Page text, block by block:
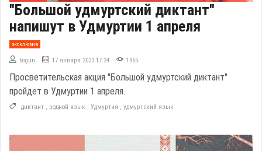
"Большой удмуртский диктант"
напишут в Удмуртии 1 апреля
эксклюзив
bogun 17 января 2023 17:24 1965
Просветительская акция "Большой удмуртский диктант"
пройдет в Удмуртии 1 апреля.
диктант , родной язык , Удмуртия , удмуртский язык